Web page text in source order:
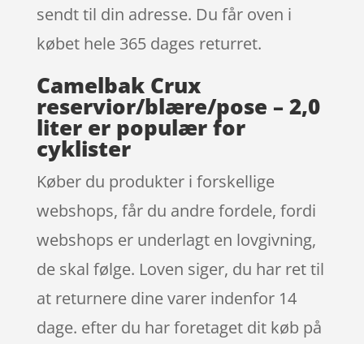
sendt til din adresse. Du får oven i
købet hele 365 dages returret.
Camelbak Crux
reservior/blære/pose – 2,0
liter er populær for
cyklister
Køber du produkter i forskellige
webshops, får du andre fordele, fordi
webshops er underlagt en lovgivning,
de skal følge. Loven siger, du har ret til
at returnere dine varer indenfor 14
dage. efter du har foretaget dit køb på